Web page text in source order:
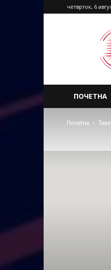
четврток, 6
Sport
Plus
ПОЧЕТНА
Почетна